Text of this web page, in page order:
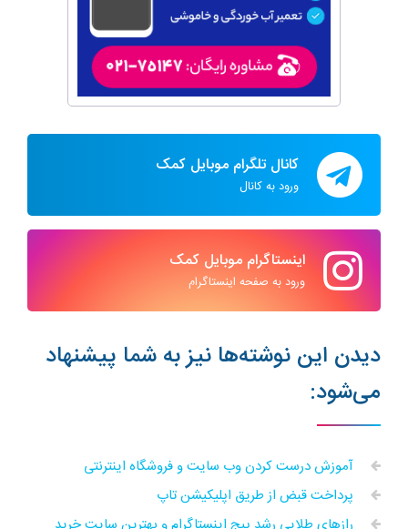
کانال تلگرام موبایل کمک
ورود به کانال
اینستاگرام موبایل کمک
ورود به صفحه اینستاگرام
دیدن این نوشته‌ها نیز به شما پیشنهاد
می‌شود:
آموزش درست کردن وب سایت و فروشگاه اینترنتی
پرداخت قبض از طریق اپلیکیشن تاپ